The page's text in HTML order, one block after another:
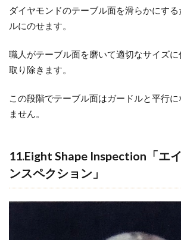
ダイヤモンドのテーブル面を滑らかにす
ルにのせます。
職人がテーブル面を磨いて適切なサイズ
取り除きます。
この段階でテーブル面はガードルと平行
ません。
11.Eight Shape Inspection「エ
ンスペクション」